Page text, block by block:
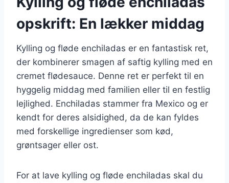
opskrift: En lækker middag
Kylling og fløde enchiladas er en fantastisk ret,
der kombinerer smagen af saftig kylling med en
cremet flødesauce. Denne ret er perfekt til en
hyggelig middag med familien eller til en festlig
lejlighed. Enchiladas stammer fra Mexico og er
kendt for deres alsidighed, da de kan fyldes
med forskellige ingredienser som kød,
grøntsager eller ost.
For at lave kylling og fløde enchiladas skal du